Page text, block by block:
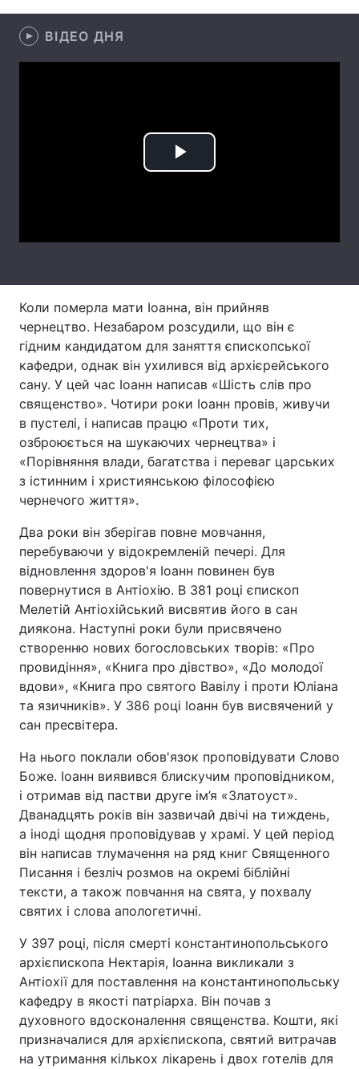
Лонгріди
Відео з Youtube Статті
Вакансії
Тема оформлення
ВІДЕО ДНЯ
Play
Коли померла мати Іоанна, він прийняв
чернецтво. Незабаром розсудили, що він є
гідним кандидатом для заняття єпископської
кафедри, однак він ухилився від архієрейського
сану. У цей час Іоанн написав «Шість слів про
священство». Чотири роки Іоанн провів, живучи
в пустелі, і написав працю «Проти тих,
озброюється на шукаючих чернецтва» і
«Порівняння влади, багатства і переваг царських
з істинним і християнською філософією
чернечого життя».
Два роки він зберігав повне мовчання,
перебуваючи у відокремленій печері. Для
відновлення здоров'я Іоанн повинен був
повернутися в Антіохію. В 381 році єпископ
Мелетій Антіохійський висвятив його в сан
диякона. Наступні роки були присвячено
створенню нових богословських творів: «Про
провидіння», «Книга про дівство», «До молодої
вдови», «Книга про святого Вавілу і проти Юліана
та язичників». У 386 році Іоанн був висвячений у
сан пресвітера.
На нього поклали обов'язок проповідувати Слово
Боже. Іоанн виявився блискучим проповідником,
і отримав від пастви друге ім’я «Златоуст».
Дванадцять років він зазвичай двічі на тиждень,
а іноді щодня проповідував у храмі. У цей період
він написав тлумачення на ряд книг Священного
Писання і безліч розмов на окремі біблійні
тексти, а також повчання на свята, у похвалу
святих і слова апологетичні.
У 397 році, після смерті константинопольського
архієпископа Нектарія, Іоанна викликали з
Антіохії для поставлення на константинопольську
кафедру в якості патріарха. Він почав з
духовного вдосконалення священства. Кошти, які
призначалися для архієпископа, святий витрачав
на утримання кількох лікарень і двох готелів для